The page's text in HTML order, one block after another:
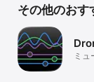
その他のおす
ミュ